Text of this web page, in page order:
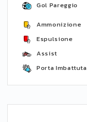
Gol Pareggio
Ammonizione
Espulsione
Assist
Porta Imbattuta